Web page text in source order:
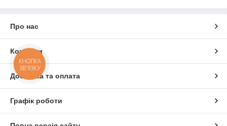
Про нас
Контакти
Доставка та оплата
Графік роботи
КНОПКА
ЗВ'ЯЗКУ